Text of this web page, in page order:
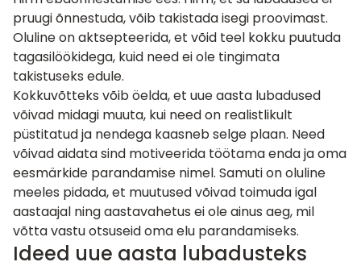
pruugi õnnestuda, võib takistada isegi proovimast.
Oluline on aktsepteerida, et võid teel kokku puutuda
tagasilöökidega, kuid need ei ole tingimata
takistuseks edule.
Kokkuvõtteks võib öelda, et uue aasta lubadused
võivad midagi muuta, kui need on realistlikult
püstitatud ja nendega kaasneb selge plaan. Need
võivad aidata sind motiveerida töötama enda ja oma
eesmärkide parandamise nimel. Samuti on oluline
meeles pidada, et muutused võivad toimuda igal
aastaajal ning aastavahetus ei ole ainus aeg, mil
võtta vastu otsuseid oma elu parandamiseks.
Ideed uue aasta lubadusteks